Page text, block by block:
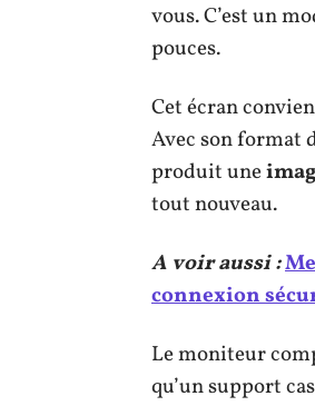
vous. C’est un
pouces.
Cet écran
Avec son format
produit une
tout nouveau.
A voir aussi :
connexion
Le moniteur
qu’un support